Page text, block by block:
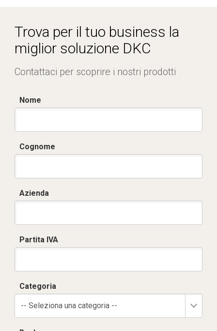
Trova per il tuo business la
miglior soluzione DKC
Contattaci per scoprire i nostri prodotti
Nome
Cognome
Azienda
Partita IVA
Categoria
-- Seleziona una categoria --